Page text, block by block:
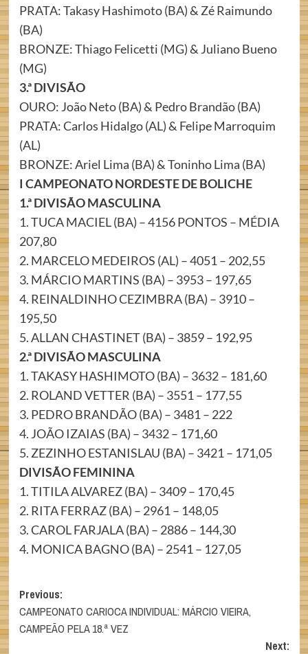
PRATA: Takasy Hashimoto (BA) & Zé Raimundo
(BA)
BRONZE: Thiago Felicetti (MG) & Juliano Bueno
(MG)
3.ª DIVISÃO
OURO: João Neto (BA) & Pedro Brandão (BA)
PRATA: Carlos Hidalgo (AL) & Felipe Marroquim
(AL)
BRONZE: Ariel Lima (BA) & Toninho Lima (BA)
I CAMPEONATO NORDESTE DE BOLICHE
1.ª DIVISÃO MASCULINA
1. TUCA MACIEL (BA) – 4156 PONTOS – MÉDIA
207,80
2. MARCELO MEDEIROS (AL) – 4051 – 202,55
3. MÁRCIO MARTINS (BA) – 3953 – 197,65
4. REINALDINHO CEZIMBRA (BA) – 3910 –
195,50
5. ALLAN CHASTINET (BA) – 3859 – 192,95
2.ª DIVISÃO MASCULINA
1. TAKASY HASHIMOTO (BA) – 3632 – 181,60
2. ROLAND VETTER (BA) – 3551 – 177,55
3. PEDRO BRANDÃO (BA) – 3481 – 222
4. JOÃO IZAIAS (BA) – 3432 – 171,60
5. ZEZINHO ESTANISLAU (BA) – 3421 – 171,05
DIVISÃO FEMININA
1. TITILA ALVAREZ (BA) – 3409 – 170,45
2. RITA FERRAZ (BA) – 2961 – 148,05
3. CAROL FARJALA (BA) – 2886 – 144,30
4. MONICA BAGNO (BA) – 2541 – 127,05
Post
navigation
Previous:
CAMPEONATO CARIOCA INDIVIDUAL: MÁRCIO VIEIRA,
CAMPEÃO PELA 18.ª VEZ
Next: